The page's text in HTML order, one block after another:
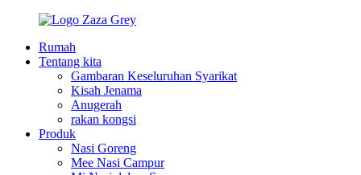
Rumah
Tentang kita
Gambaran Keseluruhan Syarikat
Kisah Jenama
Anugerah
rakan kongsi
Produk
Nasi Goreng
Mee Nasi Campur